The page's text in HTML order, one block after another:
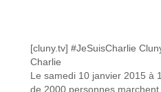
[cluny.tv] #JeSuisCharlie
Charlie
Le samedi 10 janvier 2015 à
de 2000 personnes marchent